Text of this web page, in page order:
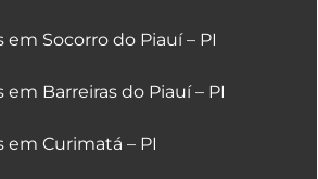
Socorro do Piauí – PI
Barreiras do Piauí – PI
em Curimatá – PI